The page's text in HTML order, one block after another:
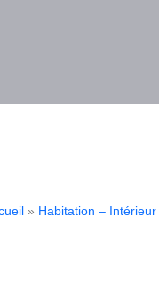
» Habitation – Intérieur